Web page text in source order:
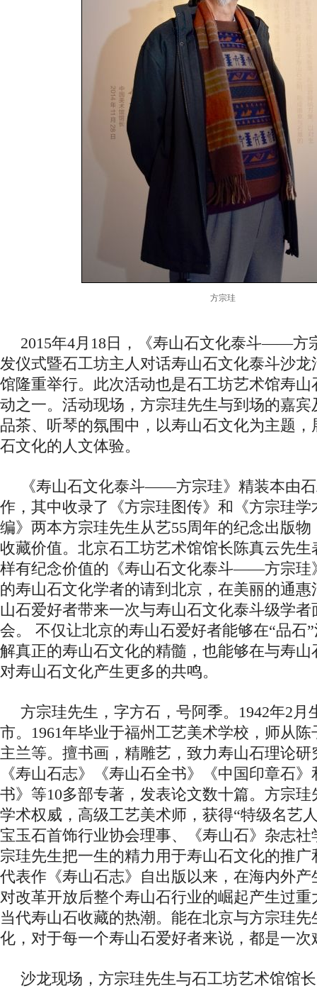
方宗珪
2015年4月18日，《寿山石文化泰斗——方
发仪式暨石工坊主人对话寿山石文化泰斗沙
馆隆重举行。此次活动也是石工坊艺术馆寿
动之一。活动现场，方宗珪先生与到场的嘉
品茶、听琴的氛围中，以寿山石文化为主题
石文化的人文体验。
《寿山石文化泰斗——方宗珪》精装本由
作，其中收录了《方宗珪图传》和《方宗珪
编》两本方宗珪先生从艺55周年的纪念出版
收藏价值。北京石工坊艺术馆馆长陈真云先
样有纪念价值的《寿山石文化泰斗——方宗珪
的寿山石文化学者的请到北京，在美丽的通
山石爱好者带来一次与寿山石文化泰斗级学
会。 不仅让北京的寿山石爱好者能够在“品石
解真正的寿山石文化的精髓，也能够在与寿
对寿山石文化产生更多的共鸣。
方宗珪先生，字方石，号阿季。1942年2月
市。1961年毕业于福州工艺美术学校，师从
主兰等。擅书画，精雕艺，致力寿山石理论
《寿山石志》《寿山石全书》《中国印章石
书》等10多部专著，发表论文数十篇。方宗
学术权威，高级工艺美术师，获得“特级名艺
宝玉石首饰行业协会理事、《寿山石》杂志
宗珪先生把一生的精力用于寿山石文化的推
代表作《寿山石志》自出版以来，在海内外
对改革开放后整个寿山石行业的崛起产生过
当代寿山石收藏的热潮。能在北京与方宗珪
化，对于每一个寿山石爱好者来说，都是一次
沙龙现场，方宗珪先生与石工坊艺术馆馆